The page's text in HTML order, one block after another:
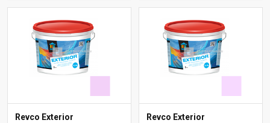
Revco Exterior
Revco Exterior